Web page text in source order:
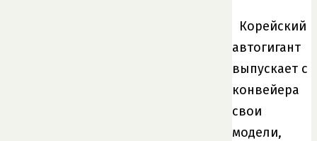
Корейский
автогигант
выпускает с
конвейера
свои
модели,